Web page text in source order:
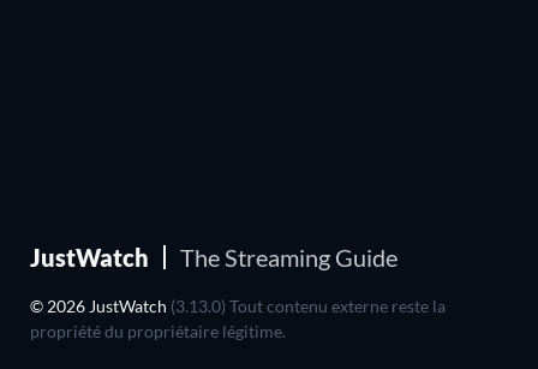
JustWatch The Streaming Guide
© 2026 JustWatch (3.13.0) Tout contenu externe reste la
propriété du propriétaire légitime.